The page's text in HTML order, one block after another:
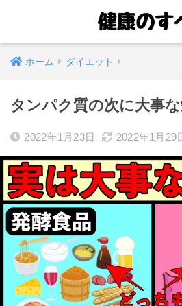
ホーム ダイエット
タンパク質の次に大事
2022年1月23日 2022年1月29